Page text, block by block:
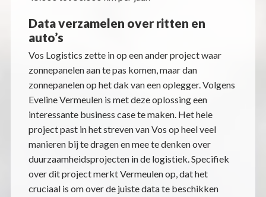
Data verzamelen over ritten en
auto’s
Vos Logistics zette in op een ander project waar
zonnepanelen aan te pas komen, maar dan
zonnepanelen op het dak van een oplegger. Volgens
Eveline Vermeulen is met deze oplossing een
interessante business case te maken. Het hele
project past in het streven van Vos op heel veel
manieren bij te dragen en mee te denken over
duurzaamheidsprojecten in de logistiek. Specifiek
over dit project merkt Vermeulen op, dat het
cruciaal is om over de juiste data te beschikken